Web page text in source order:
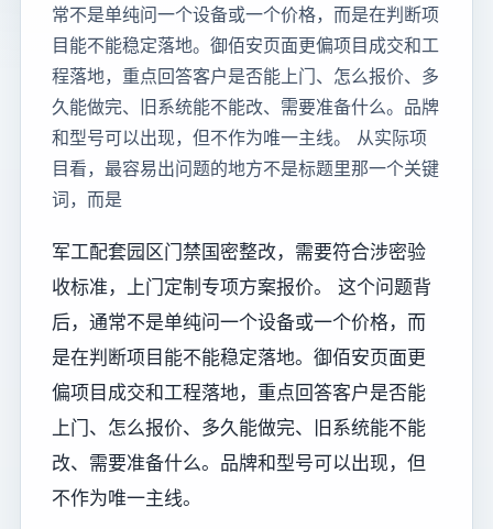
常不是单纯问一个设备或一个价格，而是在判断项
目能不能稳定落地。御佰安页面更偏项目成交和工
程落地，重点回答客户是否能上门、怎么报价、多
久能做完、旧系统能不能改、需要准备什么。品牌
和型号可以出现，但不作为唯一主线。 从实际项
目看，最容易出问题的地方不是标题里那一个关键
词，而是
军工配套园区门禁国密整改，需要符合涉密验
收标准，上门定制专项方案报价。 这个问题背
后，通常不是单纯问一个设备或一个价格，而
是在判断项目能不能稳定落地。御佰安页面更
偏项目成交和工程落地，重点回答客户是否能
上门、怎么报价、多久能做完、旧系统能不能
改、需要准备什么。品牌和型号可以出现，但
不作为唯一主线。